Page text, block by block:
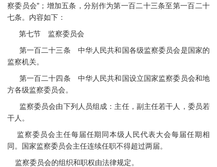
察委员会”；增加五条，分别作为第一百二十三条至第一百二十
七条。内容如下：
第七节 监察委员会
第一百二十三条 中华人民共和国各级监察委员会是国家的
监察机关。
第一百二十四条 中华人民共和国设立国家监察委员会和地
方各级监察委员会。
监察委员会由下列人员组成：主任，副主任若干人，委员若
干人。
监察委员会主任每届任期同本级人民代表大会每届任期相
同。国家监察委员会主任连续任职不得超过两届。
监察委员会的组织和职权由法律规定。